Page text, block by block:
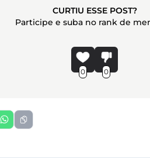
CURTIU ESSE POST?
Participe e suba no rank de
0 0